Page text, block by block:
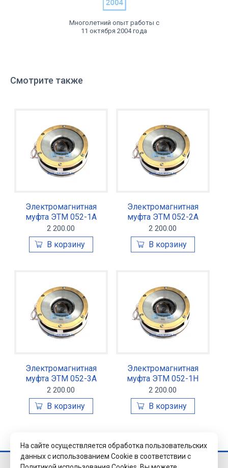
Многолетний опыт работы с
11 октября 2004 года
Смотрите также
Электромагнитная
муфта ЭТМ 052-1А
2 200.00
Электромагнитная
муфта ЭТМ 052-2А
2 200.00
Электромагнитная
муфта ЭТМ 052-3А
2 200.00
Электромагнитная
муфта ЭТМ 052-1Н
2 200.00
На сайте осуществляется обработка пользовательских
данных с использованием Cookie в соответствии с